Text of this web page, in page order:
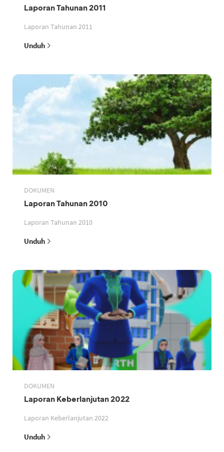
Laporan Tahunan 2011
Laporan Tahunan 2011
Unduh
DOKUMEN
Laporan Tahunan 2010
Laporan Tahunan 2010
Unduh
DOKUMEN
Laporan Keberlanjutan 2022
Laporan Keberlanjutan 2022
Unduh